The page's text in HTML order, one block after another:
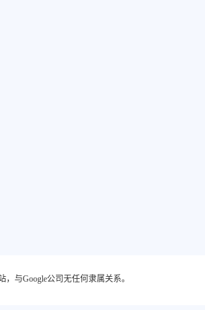
与Google公司无任何隶属关系。